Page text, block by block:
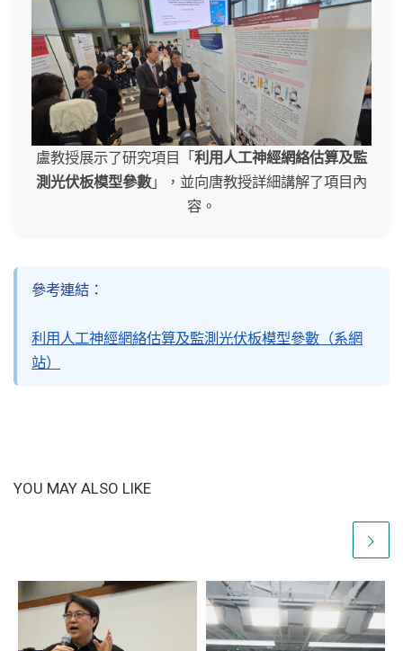
盧教授展示了研究項目「利用人工神經網絡估算及監
測光伏板模型參數」，並向唐教授詳細講解了項目內
容。
參考連結：
利用人工神經網絡估算及監測光伏板模型參數（系網
站）
YOU MAY ALSO LIKE